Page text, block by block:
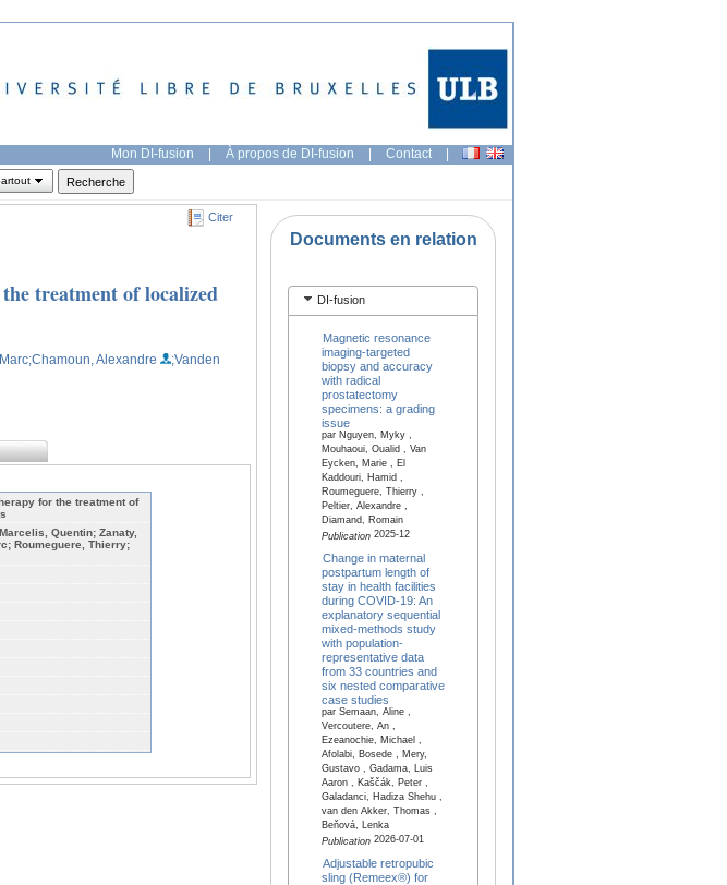
Mon DI-fusion | À propos de DI-fusion | Contact |
Citer
treatment of localized
;Chamoun, Alexandre
;Vanden
for the treatment of
Quentin; Zanaty,
Roumeguere, Thierry;
Documents en relation
DI-fusion
Magnetic resonance
imaging-targeted
biopsy and accuracy
with radical
prostatectomy
specimens: a grading
issue
par Nguyen, Myky ,
Mouhaoui, Oualid , Van
Eycken, Marie , El
Kaddouri, Hamid ,
Roumeguere, Thierry ,
Peltier, Alexandre ,
Diamand, Romain
Publication2025-12
Change in maternal
postpartum length of
stay in health facilities
during COVID-19: An
explanatory sequential
mixed-methods study
with population-
representative data
from 33 countries and
six nested comparative
case studies
par Semaan, Aline ,
Vercoutere, An ,
Ezeanochie, Michael ,
Afolabi, Bosede , Mery,
Gustavo , Gadama, Luis
Aaron , Kaščák, Peter ,
Galadanci, Hadiza Shehu ,
van den Akker, Thomas ,
Beňová, Lenka
Publication2026-07-01
Adjustable retropubic
sling (Remeex®) for